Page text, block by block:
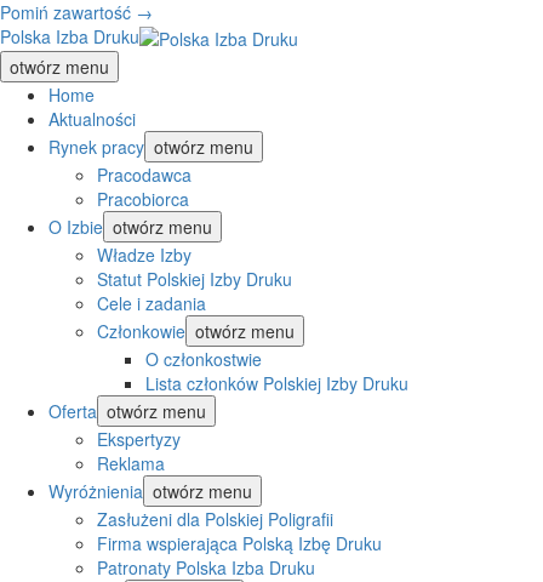
Pomiń zawartość →
Polska Izba Druku
otwórz menu
Home
Aktualności
Rynek pracy otwórz menu
Pracodawca
Pracobiorca
O Izbie otwórz menu
Władze Izby
Statut Polskiej Izby Druku
Cele i zadania
Członkowie otwórz menu
O członkostwie
Lista członków Polskiej Izby Druku
Oferta otwórz menu
Ekspertyzy
Reklama
Wyróżnienia otwórz menu
Zasłużeni dla Polskiej Poligrafii
Firma wspierająca Polską Izbę Druku
Patronaty Polska Izba Druku